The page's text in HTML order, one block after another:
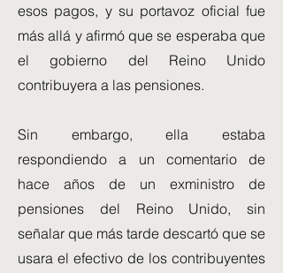
esos pagos, y su portavoz oficial fue
más allá y afirmó que se esperaba que
el gobierno del Reino Unido
contribuyera a las pensiones.
Sin embargo, ella estaba
respondiendo a un comentario de
hace años de un exministro de
pensiones del Reino Unido, sin
señalar que más tarde descartó que se
usara el efectivo de los contribuyentes